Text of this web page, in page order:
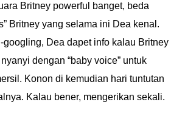
Britney powerful banget, beda
Britney yang selama ini Dea kenal.
googling, Dea dapet info kalau Britney
dengan “baby voice” untuk
Konon di kemudian hari tuntutan
Kalau bener, mengerikan sekali.